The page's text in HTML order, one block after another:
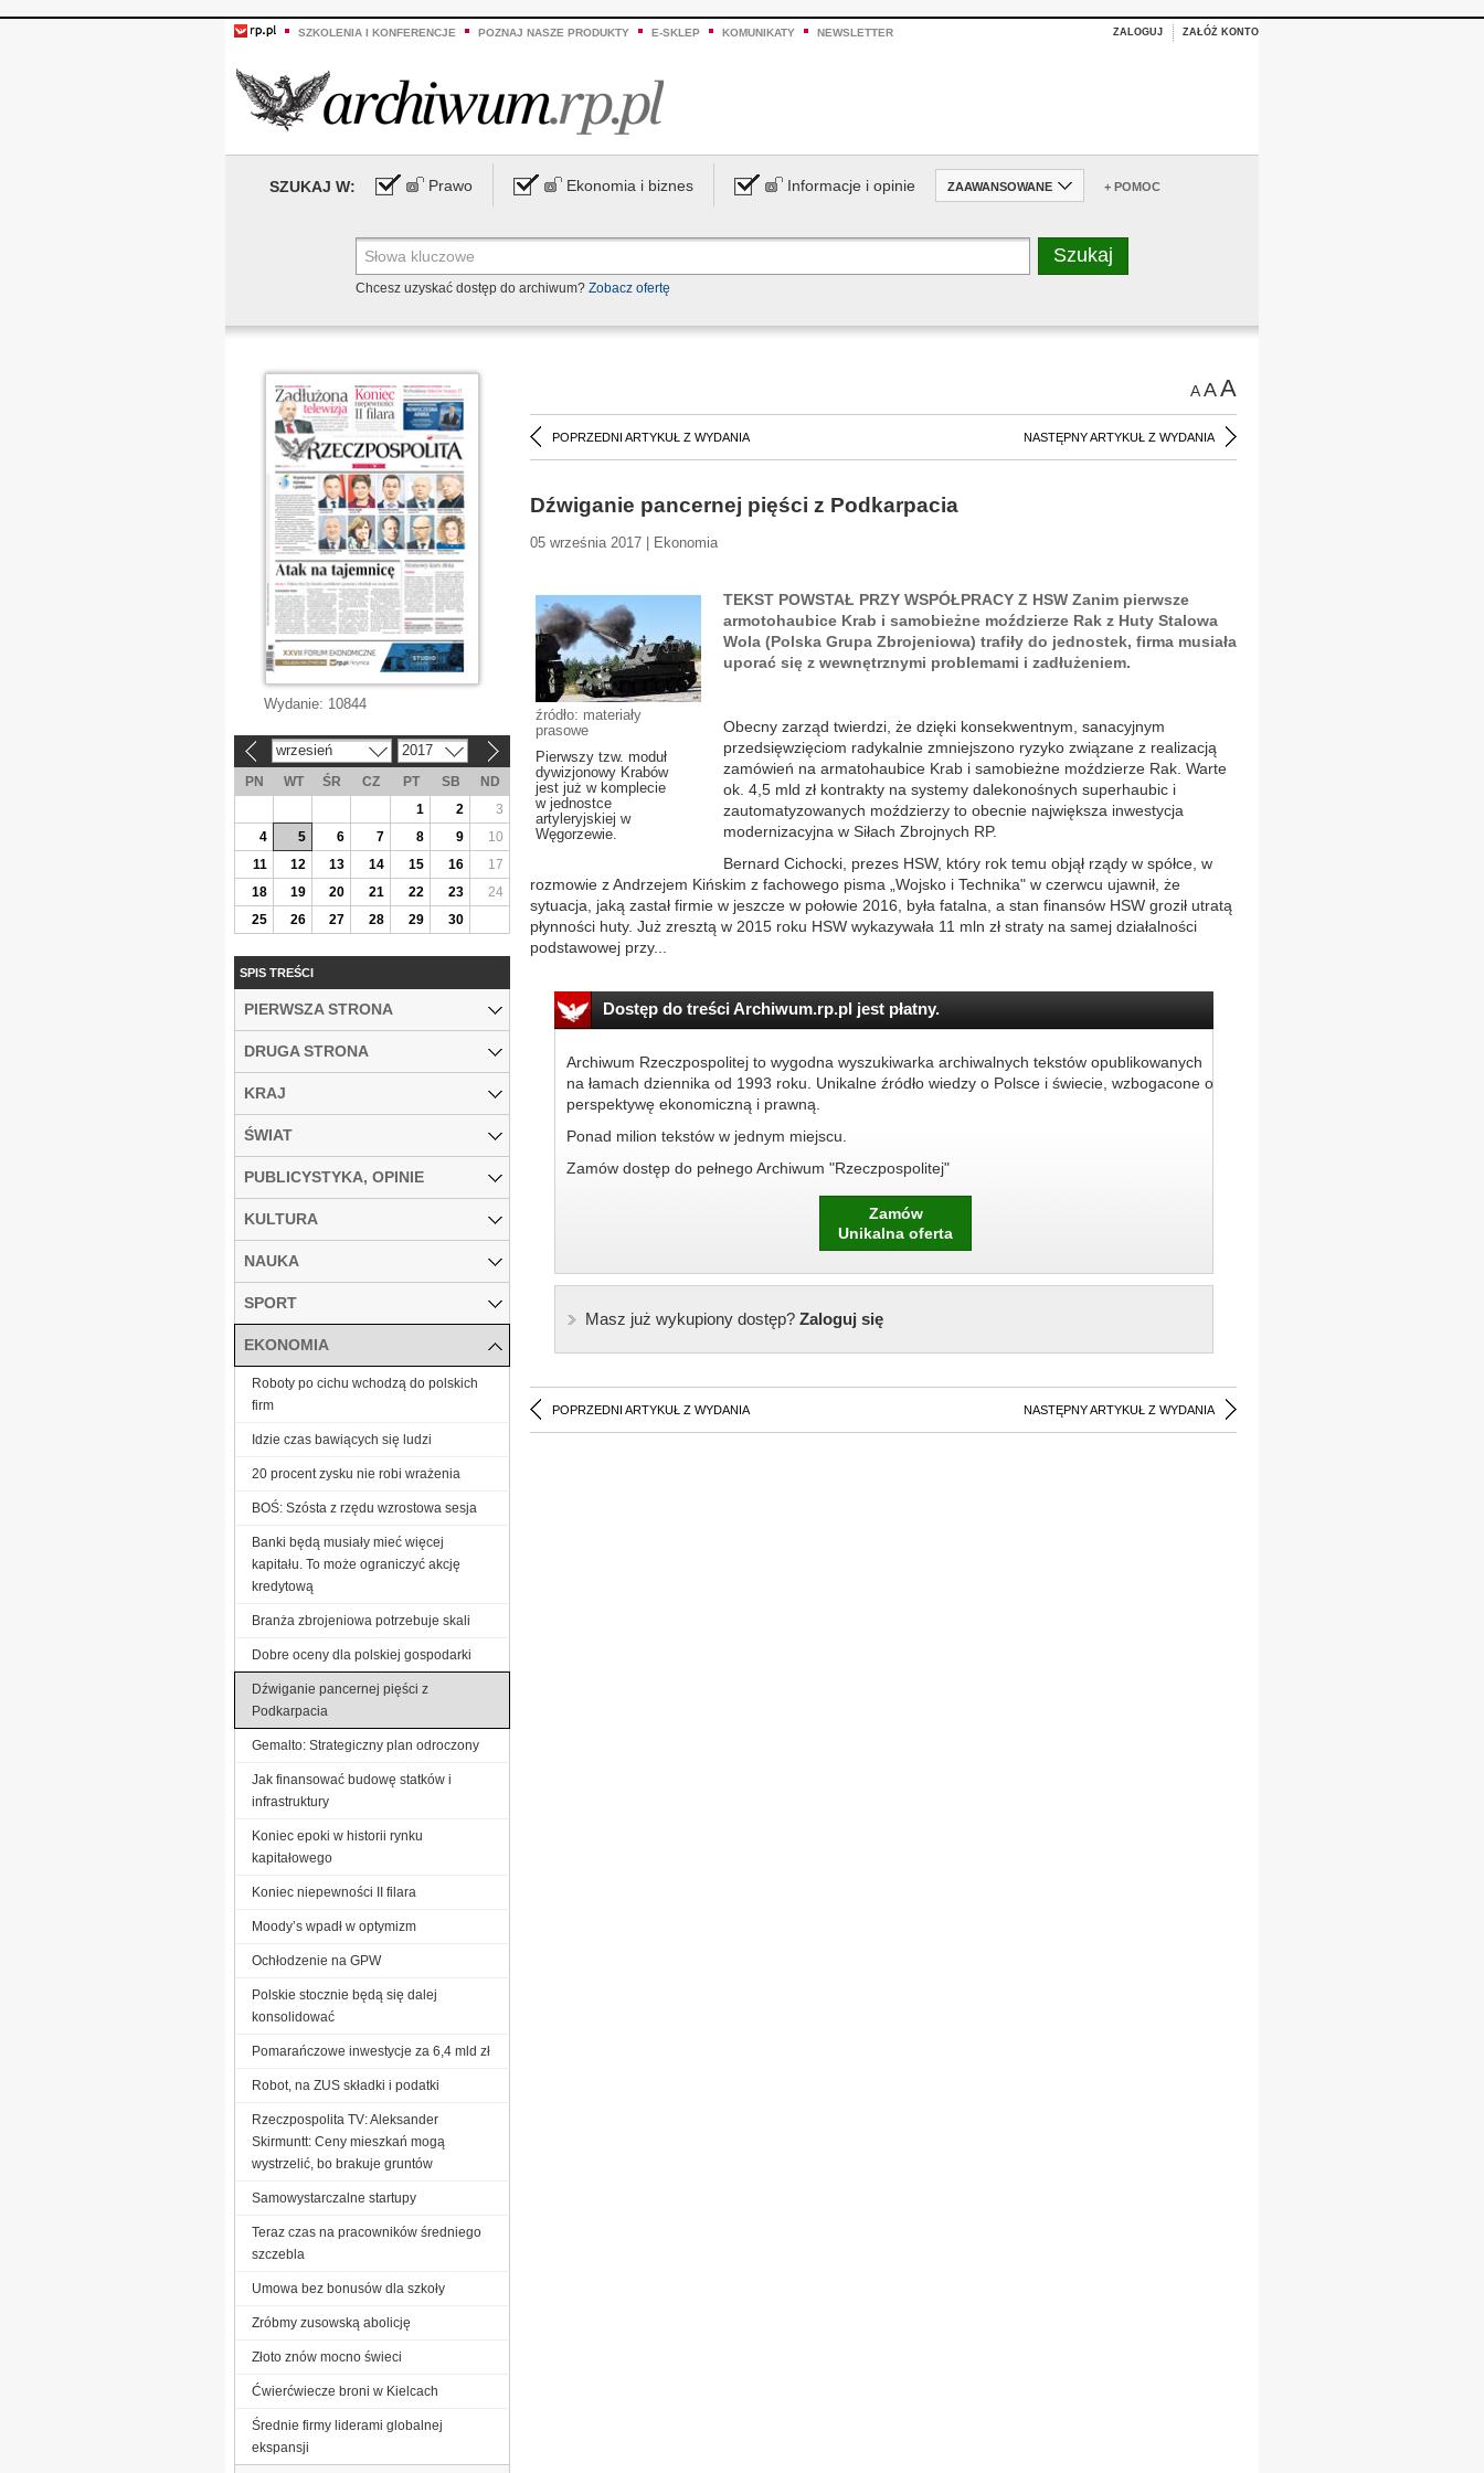
SZKOLENIA I KONFERENCJE POZNAJ NASZE PRODUKTY E-SKLEP KOMUNIKATY NEWSLETTER ZALOGUJ ZAŁÓŻ KONTO
SZUKAJ W: Prawo Ekonomia i biznes Informacje i opinie ZAAWANSOWANE + POMOC
Chcesz uzyskać dostęp do archiwum? Zobacz ofertę
AAA
POPRZEDNI ARTYKUŁ Z WYDANIA NASTĘPNY ARTYKUŁ Z WYDANIA
Dźwiganie pancernej pięści z Podkarpacia
05 września 2017 | Ekonomia
źródło: materiały
prasowe
Pierwszy tzw. moduł
dywizjonowy Krabów
jest już w komplecie
w jednostce
artyleryjskiej w
Węgorzewie.
TEKST POWSTAŁ PRZY WSPÓŁPRACY Z HSW Zanim pierwsze
armotohaubice Krab i samobieżne moździerze Rak z Huty Stalowa
Wola (Polska Grupa Zbrojeniowa) trafiły do jednostek, firma musiała
uporać się z wewnętrznymi problemami i zadłużeniem.
Obecny zarząd twierdzi, że dzięki konsekwentnym, sanacyjnym
przedsięwzięciom radykalnie zmniejszono ryzyko związane z realizacją
zamówień na armatohaubice Krab i samobieżne moździerze Rak. Warte
ok. 4,5 mld zł kontrakty na systemy dalekonośnych superhaubic i
zautomatyzowanych moździerzy to obecnie największa inwestycja
modernizacyjna w Siłach Zbrojnych RP.
Bernard Cichocki, prezes HSW, który rok temu objął rządy w spółce, w
rozmowie z Andrzejem Kińskim z fachowego pisma „Wojsko i Technika" w czerwcu ujawnił, że
sytuacja, jaką zastał firmie w jeszcze w połowie 2016, była fatalna, a stan finansów HSW groził utratą
płynności huty. Już zresztą w 2015 roku HSW wykazywała 11 mln zł straty na samej działalności
podstawowej przy...
Dostęp do treści Archiwum.rp.pl jest płatny.
Archiwum Rzeczpospolitej to wygodna wyszukiwarka archiwalnych tekstów opublikowanych
na łamach dziennika od 1993 roku. Unikalne źródło wiedzy o Polsce i świecie, wzbogacone o
perspektywę ekonomiczną i prawną.
Ponad milion tekstów w jednym miejscu.
Zamów dostęp do pełnego Archiwum "Rzeczpospolitej"
Zamów
Unikalna oferta
Masz już wykupiony dostęp?Zaloguj się
POPRZEDNI ARTYKUŁ Z WYDANIA NASTĘPNY ARTYKUŁ Z WYDANIA
Wydanie: 10844
wrzesień 2017
PN WT ŚR CZ PT SB
ND
1
2
3
4
5 6 7 8 9
10
11
12 13 14 15 16
17
18
19 20 21 22 23
24
25
26 27 28 29 30
SPIS TREŚCI
PIERWSZA STRONA
DRUGA STRONA
KRAJ
ŚWIAT
PUBLICYSTYKA, OPINIE
KULTURA
NAUKA
SPORT
EKONOMIA
Roboty po cichu wchodzą do polskich
firm
Idzie czas bawiących się ludzi
20 procent zysku nie robi wrażenia
BOŚ: Szósta z rzędu wzrostowa sesja
Banki będą musiały mieć więcej
kapitału. To może ograniczyć akcję
kredytową
Branża zbrojeniowa potrzebuje skali
Dobre oceny dla polskiej gospodarki
Dźwiganie pancernej pięści z
Podkarpacia
Gemalto: Strategiczny plan odroczony
Jak finansować budowę statków i
infrastruktury
Koniec epoki w historii rynku
kapitałowego
Koniec niepewności II filara
Moody’s wpadł w optymizm
Ochłodzenie na GPW
Polskie stocznie będą się dalej
konsolidować
Pomarańczowe inwestycje za 6,4 mld zł
Robot, na ZUS składki i podatki
Rzeczpospolita TV: Aleksander
Skirmuntt: Ceny mieszkań mogą
wystrzelić, bo brakuje gruntów
Samowystarczalne startupy
Teraz czas na pracowników średniego
szczebla
Umowa bez bonusów dla szkoły
Zróbmy zusowską abolicję
Złoto znów mocno świeci
Ćwierćwiecze broni w Kielcach
Średnie firmy liderami globalnej
ekspansji